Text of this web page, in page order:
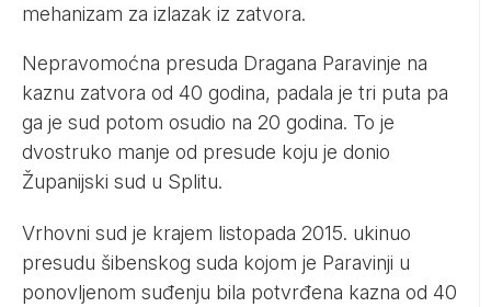
mehanizam za izlazak iz zatvora.
Nepravomoćna presuda Dragana Paravinje na
kaznu zatvora od 40 godina, padala je tri puta pa
ga je sud potom osudio na 20 godina. To je
dvostruko manje od presude koju je donio
Županijski sud u Splitu.
Vrhovni sud je krajem listopada 2015. ukinuo
presudu šibenskog suda kojom je Paravinji u
ponovljenom suđenju bila potvrđena kazna od 40